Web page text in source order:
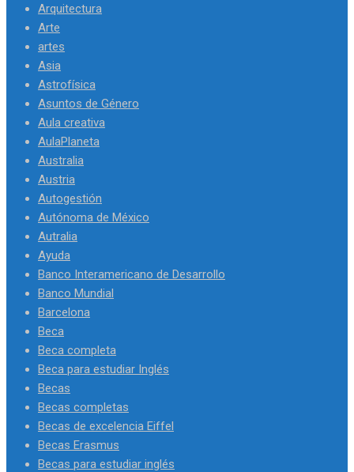
Arquitectura
Arte
artes
Asia
Astrofísica
Asuntos de Género
Aula creativa
AulaPlaneta
Australia
Austria
Autogestión
Autónoma de México
Autralia
Ayuda
Banco Interamericano de Desarrollo
Banco Mundial
Barcelona
Beca
Beca completa
Beca para estudiar Inglés
Becas
Becas completas
Becas de excelencia Eiffel
Becas Erasmus
Becas para estudiar inglés